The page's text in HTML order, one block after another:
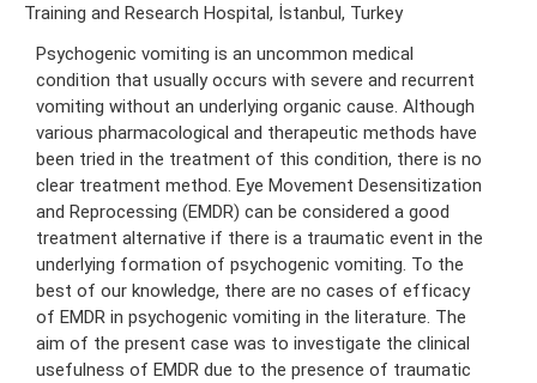
Training and Research Hospital, İstanbul, Turkey
Psychogenic vomiting is an uncommon medical
condition that usually occurs with severe and recurrent
vomiting without an underlying organic cause. Although
various pharmacological and therapeutic methods have
been tried in the treatment of this condition, there is no
clear treatment method. Eye Movement Desensitization
and Reprocessing (EMDR) can be considered a good
treatment alternative if there is a traumatic event in the
underlying formation of psychogenic vomiting. To the
best of our knowledge, there are no cases of efficacy
of EMDR in psychogenic vomiting in the literature. The
aim of the present case was to investigate the clinical
usefulness of EMDR due to the presence of traumatic